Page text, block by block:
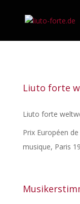
Liuto forte
Liuto forte
Prix Européen
musique, Paris